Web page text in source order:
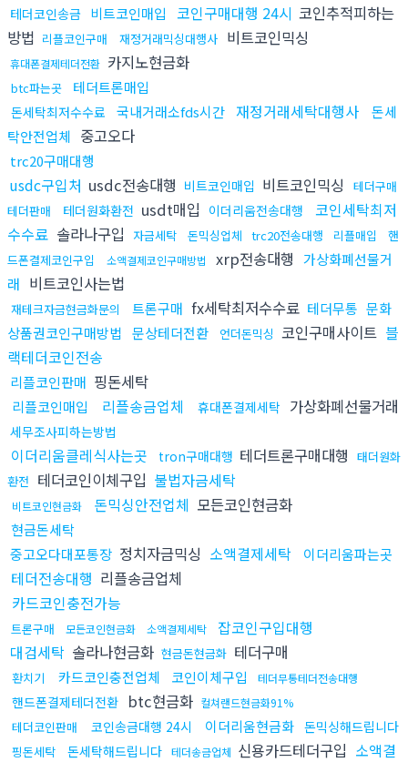
테더코인송금 비트코인매입 코인구매대행 24시 코인추적피하는
방법 리플코인구매 재정거래믹싱대행사 비트코인믹싱
휴대폰결제테더전환 카지노현금화
btc파는곳 테더트론매입
돈세탁최저수수료 국내거래소fds시간 재정거래세탁대행사
돈세
탁안전업체 중고오다
trc20구매대행
usdc구입처 usdc전송대행 비트코인매입 비트코인믹싱
테더구매
테더판매
테더원화환전 usdt매입 이더리움전송대행
코인세탁최저
수수료 솔라나구입 자금세탁 돈믹싱업체 trc20전송대행 리플매입
핸
드폰결제코인구입
소액결제코인구매방법 xrp전송대행 가상화폐선물거
래 비트코인사는법
재테크자금현금화문의 트론구매 fx세탁최저수수료 테더무통 문화
상품권코인구매방법 문상테더전환 언더돈믹싱 코인구매사이트 블
랙테더코인전송
리플코인판매 핑돈세탁
리플코인매입 리플송금업체 휴대폰결제세탁 가상화폐선물거래
세무조사피하는방법
이더리움클레식사는곳 tron구매대행 테더트론구매대행 태더원화
환전 테더코인이체구입 불법자금세탁
비트코인현금화 돈믹싱안전업체 모든코인현금화
현금돈세탁
중고오다대포통장 정치자금믹싱 소액결제세탁 이더리움파는곳
테더전송대행 리플송금업체
카드코인충전가능
트론구매 모든코인현금화 소액결제세탁
잡코인구입대행
대검세탁 솔라나현금화 현금돈현금화 테더구매
환치기 카드코인충전업체 코인이체구입 테더무통테더전송대행
핸드폰결제테더전환 btc현금화 컬쳐랜드현금화91%
테더코인판매 코인송금대행 24시 이더리움현금화 돈믹싱해드립니다
핑돈세탁 돈세탁해드립니다 테더송금업체 신용카드테더구입 소액결